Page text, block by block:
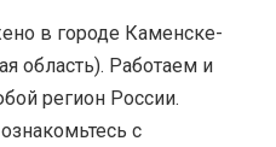
в городе Каменске-
область). Работаем и
регион России.
с